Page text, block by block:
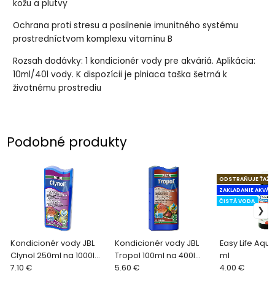
kožu a plutvy
Ochrana proti stresu a posilnenie imunitného systému
prostredníctvom komplexu vitamínu B
Rozsah dodávky: 1 kondicionér vody pre akváriá. Aplikácia:
10ml/40l vody. K dispozícii je plniaca taška šetrná k
životnému prostrediu
Podobné produkty
Kondicionér vody JBL
Clynol 250ml na 1000l
vody
7.10 €
Kondicionér vody JBL
Tropol 100ml na 400l
vody
5.60 €
Easy Life
ml
ODSTRAŇUJE
ZAKLADANIE
ČISTÁ VODA
4.00 €